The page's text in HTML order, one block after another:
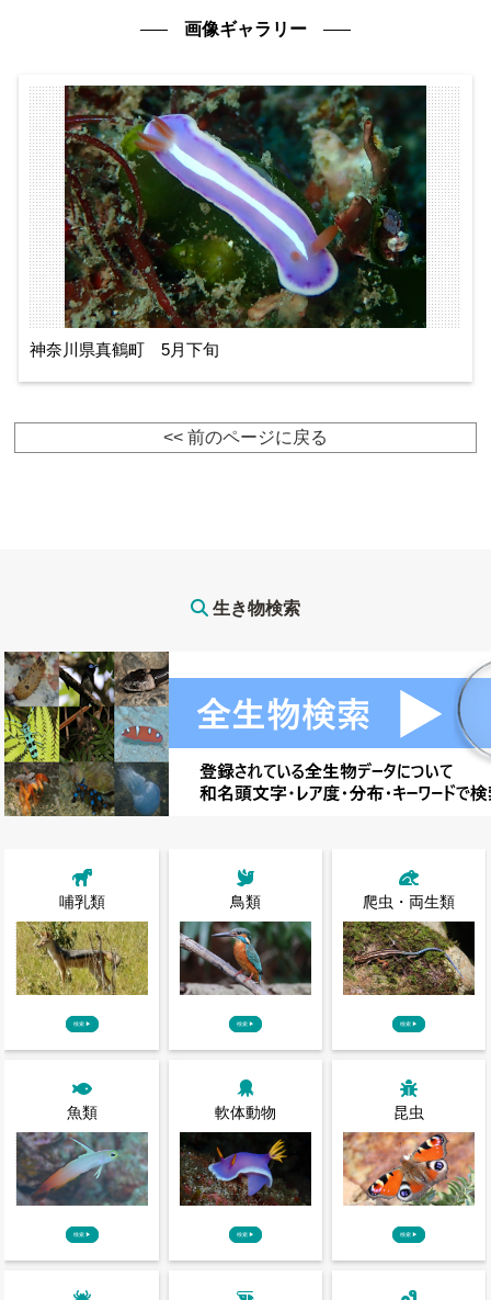
画像ギャラリー
神奈川県真鶴町 5月下旬
<< 前のページに戻る
生き物検索
哺乳類
検索 ▶
鳥類
検索 ▶
爬虫・両生類
検索 ▶
魚類
検索 ▶
軟体動物
検索 ▶
昆虫
検索 ▶